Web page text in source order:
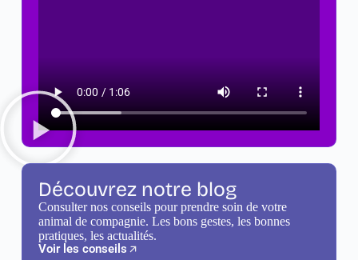
Découvrez notre blog
Consulter nos conseils pour prendre soin de votre
animal de compagnie. Les bons gestes, les bonnes
pratiques, les actualités.
Voir les conseils